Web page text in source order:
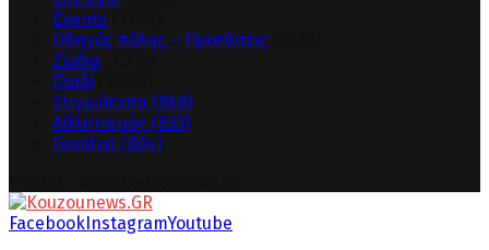
Events
Οδηγός πόλης – Προτάσεις
Ζώδια
Παιδί
Στιγμιότυπα (858)
Αθλητισμός (833)
Γυναίκα (804)
Facebook InstagramYoutube